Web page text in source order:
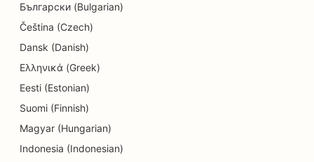
SEO pour les restaurants
SEO pour les boutiques de cupcakes
Référencement pour les services d'éducation et
de garde d'enfants
SEO pour les magasins de beignets
SEO pour les électriciens
Български (Bulgarian)
Čeština (Czech)
Dansk (Danish)
Ελληνικά (Greek)
Eesti (Estonian)
Suomi (Finnish)
Magyar (Hungarian)
Indonesia (Indonesian)